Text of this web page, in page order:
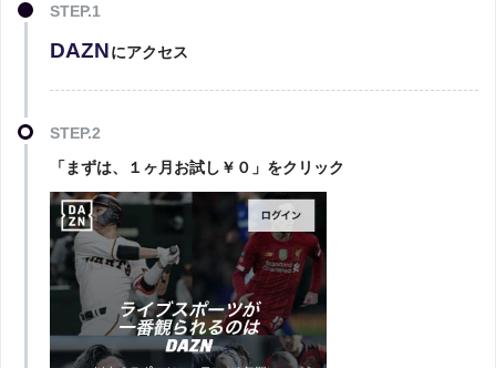
STEP.1
DAZNにアクセス
STEP.2
「まずは、１ヶ月お試し￥０」をクリック